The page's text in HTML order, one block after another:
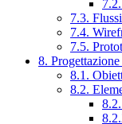
7.3.
7.4.
7.5.
8.
8.1.
8.2.